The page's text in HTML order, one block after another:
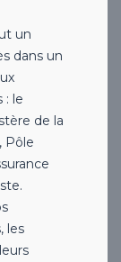
un
dans un
: le
de la
Pôle
les